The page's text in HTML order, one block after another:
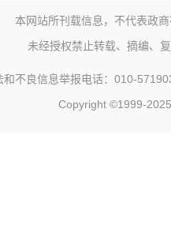
本网站所刊载信息，不代表政
未经授权禁止转载、摘编、
不良信息举报电话：010-
Copyright ©1999-